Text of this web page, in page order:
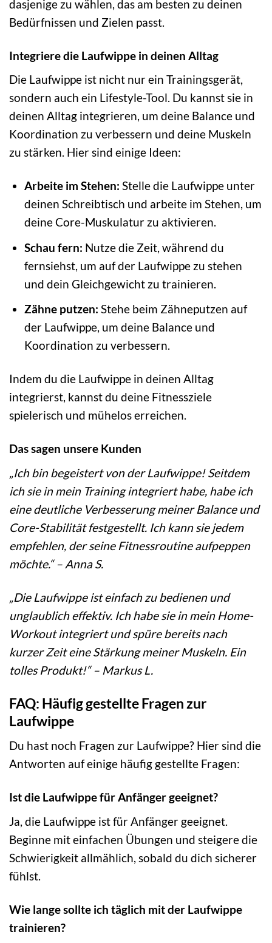
dasjenige zu wählen, das am besten zu deinen
Bedürfnissen und Zielen passt.
Integriere die Laufwippe in deinen Alltag
Die Laufwippe ist nicht nur ein Trainingsgerät,
sondern auch ein Lifestyle-Tool. Du kannst sie in
deinen Alltag integrieren, um deine Balance und
Koordination zu verbessern und deine Muskeln
zu stärken. Hier sind einige Ideen:
Arbeite im Stehen: Stelle die Laufwippe unter
deinen Schreibtisch und arbeite im Stehen, um
deine Core-Muskulatur zu aktivieren.
Schau fern: Nutze die Zeit, während du
fernsiehst, um auf der Laufwippe zu stehen
und dein Gleichgewicht zu trainieren.
Zähne putzen: Stehe beim Zähneputzen auf
der Laufwippe, um deine Balance und
Koordination zu verbessern.
Indem du die Laufwippe in deinen Alltag
integrierst, kannst du deine Fitnessziele
spielerisch und mühelos erreichen.
Das sagen unsere Kunden
„Ich bin begeistert von der Laufwippe! Seitdem
ich sie in mein Training integriert habe, habe ich
eine deutliche Verbesserung meiner Balance und
Core-Stabilität festgestellt. Ich kann sie jedem
empfehlen, der seine Fitnessroutine aufpeppen
möchte.“ – Anna S.
„Die Laufwippe ist einfach zu bedienen und
unglaublich effektiv. Ich habe sie in mein Home-
Workout integriert und spüre bereits nach
kurzer Zeit eine Stärkung meiner Muskeln. Ein
tolles Produkt!“ – Markus L.
FAQ: Häufig gestellte Fragen zur
Laufwippe
Du hast noch Fragen zur Laufwippe? Hier sind die
Antworten auf einige häufig gestellte Fragen:
Ist die Laufwippe für Anfänger geeignet?
Ja, die Laufwippe ist für Anfänger geeignet.
Beginne mit einfachen Übungen und steigere die
Schwierigkeit allmählich, sobald du dich sicherer
fühlst.
Wie lange sollte ich täglich mit der Laufwippe
trainieren?